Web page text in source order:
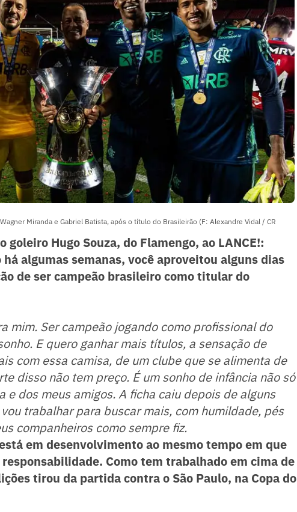
Miranda e Gabriel Batista, após o título do Brasileirão (F: Alexandre Vidal / CR
goleiro Hugo Souza, do Flamengo, ao LANCE!:
algumas semanas, você aproveitou alguns dias
de ser campeão brasileiro como titular do
mim. Ser campeão jogando como profissional do
E quero ganhar mais títulos, a sensação de
com essa camisa, de um clube que se alimenta de
disso não tem preço. É um sonho de infância não só
e dos meus amigos. A ficha caiu depois de alguns
trabalhar para buscar mais, com humildade, pés
companheiros como sempre fiz.
em desenvolvimento ao mesmo tempo em que
Como tem trabalhado em cima de
tirou da partida contra o São Paulo, na Copa do